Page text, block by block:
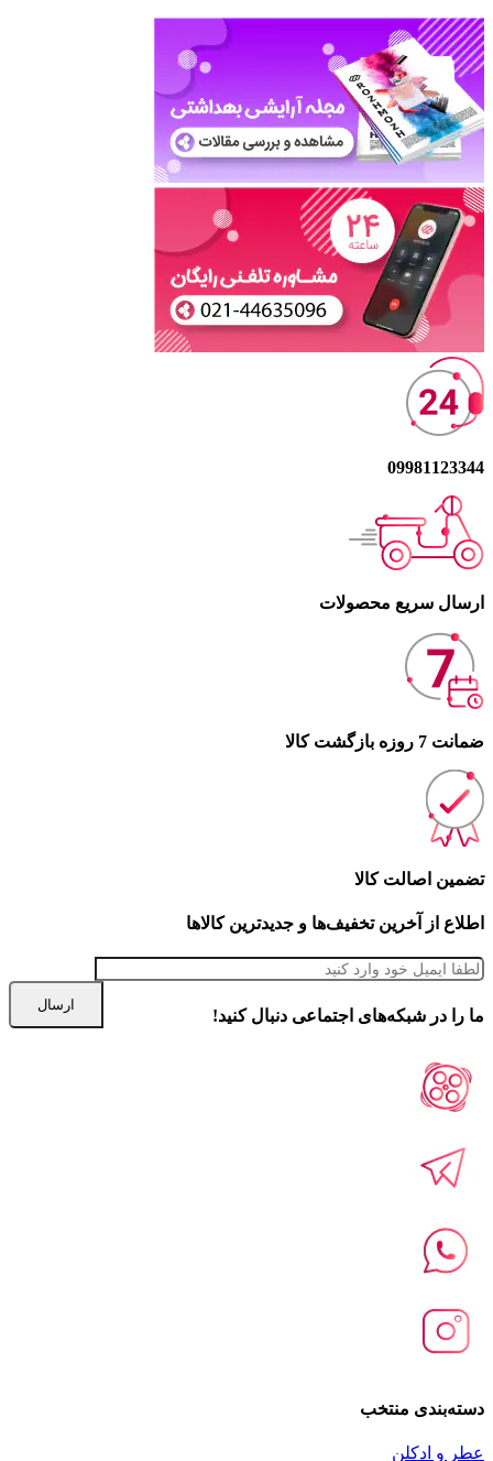
09981123344
ارسال سریع محصولات
ضمانت 7 روزه بازگشت کالا
تضمین اصالت کالا
اطلاع از آخرین تخفیف‌ها و جدیدترین کالاها
ما را در شبكه‌های اجتماعی دنبال کنید!
دسته‌بندی منتخب
عطر و ادکلن